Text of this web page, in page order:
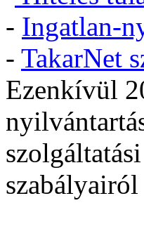
- Ingatlan-
- TakarNet
Ezenkívül